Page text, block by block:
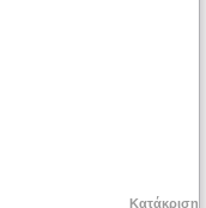
Κατάκριση